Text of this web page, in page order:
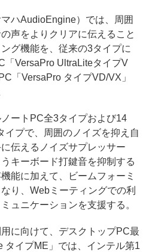
ハAudioEngine）では、周囲
声をよりクリアに伝えること
グ機能を、従来の3タイプに
「VersaPro UltraLiteタイプV
「VersaPro タイプVD/VX」
ートPC全3タイプおよび14
イプで、周囲のノイズを抑え自
伝えるノイズサプレッサー
キーボード打鍵音を抑制する
能に加えて、ビームフォーミ
り、Webミーティングでの利
ュニケーションを支援する。
に向けて、デスクトップPC最
タイプME」では、インテル第1